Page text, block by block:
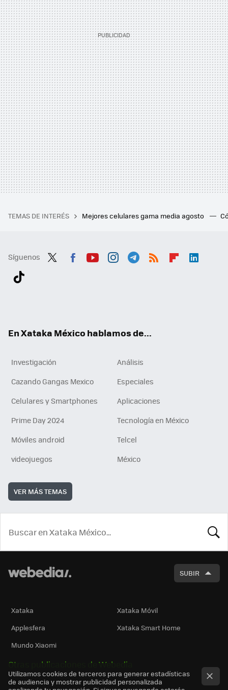
TEMAS DE INTERÉS Mejores celulares gama media agosto
Síguenos
En Xataka México hablamos de...
Investigación
Análisis
Cazando Gangas Mexico
Especiales
Celulares y Smartphones
Aplicaciones
Prime Day 2024
Tecnología en México
Móviles android
Telcel
videojuegos
México
VER MÁS TEMAS
SUBIR
Xataka
Xataka Móvil
Applesfera
Xataka Smart Home
Mundo Xiaomi
Otras publicaciones de Webedia
Utilizamos cookies de terceros para generar estadísticas
de audiencia y mostrar publicidad personalizada